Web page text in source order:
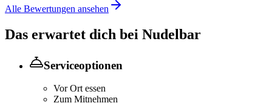
Alle Bewertungen ansehen
Das erwartet dich bei Nudelbar
Serviceoptionen
Vor Ort essen
Zum Mitnehmen